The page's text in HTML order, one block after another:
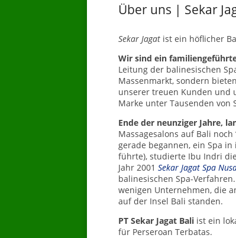
Über uns | Sekar
Sekar Jagatist ein höflicher
Wir sind ein
Leitung der balinesischen
Massenmarkt, sondern
unserer treuen Kunden und
Marke unter Tausenden von
Ende der neunziger Jahre,
Massagesalons auf Bali noch
gerade begannen, ein Spa
führte), studierte Ibu Indri
Jahr 2001 Sekar Jagat Spa
balinesischen Spa-
wenigen Unternehmen, die
auf der Insel Bali standen.
PT Sekar Jagat Baliist ein
für Perseroan Terbatas.